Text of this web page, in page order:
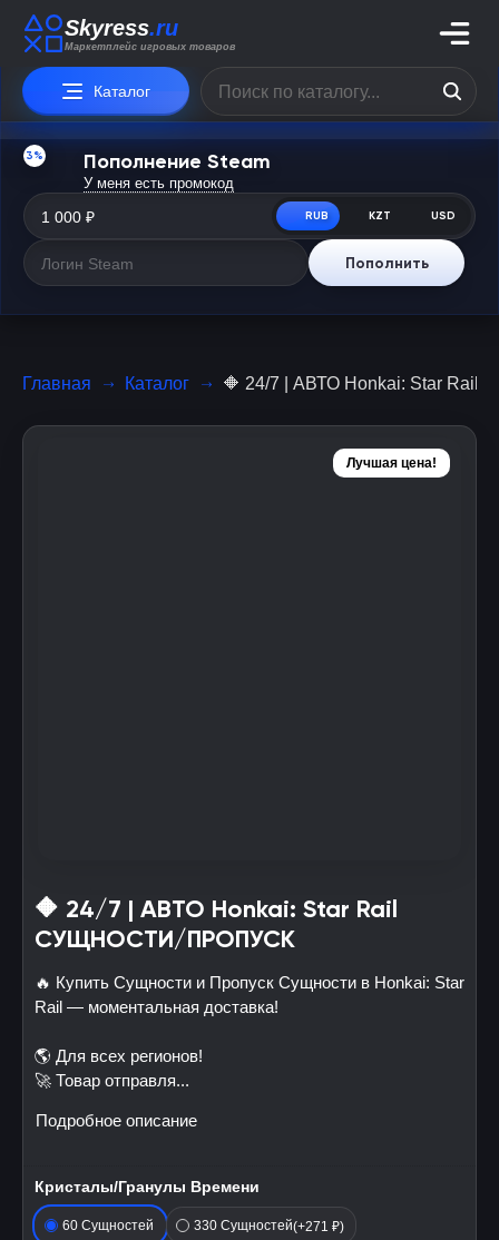
Skyress.ru
Маркетплейс игровых товаров
Каталог
3% Пополнение Steam
У меня есть промокод
RUB KZT USD
Пополнить
Главная Каталог 🔶 24/7 | АВТО Honkai: Star
Лучшая цена!
🔶 24/7 | АВТО Honkai: Star Rail
СУЩНОСТИ/ПРОПУСК
🔥 Купить Сущности и Пропуск Сущности в Honkai: Star
Rail — моментальная доставка!
🌎 Для всех регионов!
🚀 Товар отправля...
Подробное описание
Кристалы/Гранулы Времени
60 Сущностей 330 Сущностей(+271 ₽)